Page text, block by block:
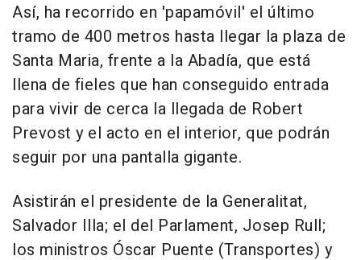
Así, ha recorrido en 'papamóvil' el último
tramo de 400 metros hasta llegar la plaza de
Santa Maria, frente a la Abadía, que está
llena de fieles que han conseguido entrada
para vivir de cerca la llegada de Robert
Prevost y el acto en el interior, que podrán
seguir por una pantalla gigante.
Asistirán el presidente de la Generalitat,
Salvador Illa; el del Parlament, Josep Rull;
los ministros Óscar Puente (Transportes) y